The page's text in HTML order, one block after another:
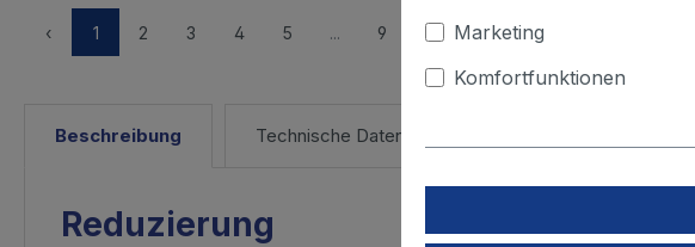
‹ 1 2 3 4 5 ... 9 Alle in den Warenkorb
Beschreibung Technische Daten
Reduzierung
Marketing
Komfortfunktionen